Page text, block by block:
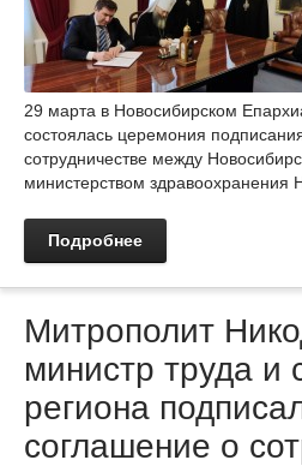
29 марта в Новосибирском
состоялась церемония
сотрудничестве между
министерством здравоохранения
Подробнее
Митрополит
министр труда и
региона
соглашение о